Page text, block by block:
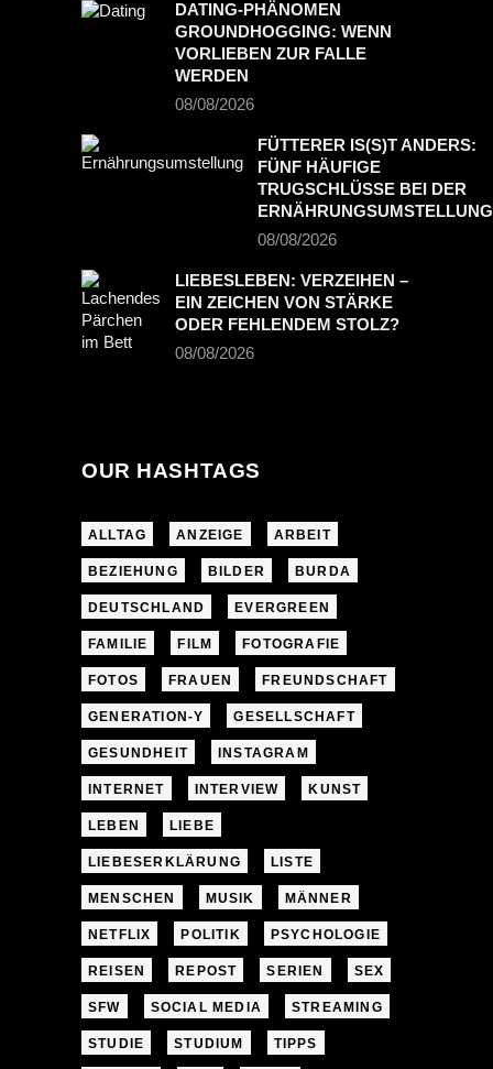
DATING-PHÄNOMEN
GROUNDHOGGING: WENN
VORLIEBEN ZUR FALLE
WERDEN
08/08/2026
FÜTTERER IS(S)T ANDERS:
FÜNF HÄUFIGE
TRUGSCHLÜSSE BEI DER
ERNÄHRUNGSUMSTELLUNG
08/08/2026
LIEBESLEBEN: VERZEIHEN –
EIN ZEICHEN VON STÄRKE
ODER FEHLENDEM STOLZ?
08/08/2026
OUR HASHTAGS
ALLTAG ANZEIGE ARBEIT
BEZIEHUNG BILDER BURDA
DEUTSCHLAND EVERGREEN
FAMILIE FILM FOTOGRAFIE
FOTOS FRAUEN FREUNDSCHAFT
GENERATION-Y GESELLSCHAFT
GESUNDHEIT INSTAGRAM
INTERNET INTERVIEW KUNST
LEBEN LIEBE
LIEBESERKLÄRUNG LISTE
MENSCHEN MUSIK MÄNNER
NETFLIX POLITIK PSYCHOLOGIE
REISEN REPOST SERIEN SEX
SFW SOCIAL MEDIA STREAMING
STUDIE STUDIUM TIPPS